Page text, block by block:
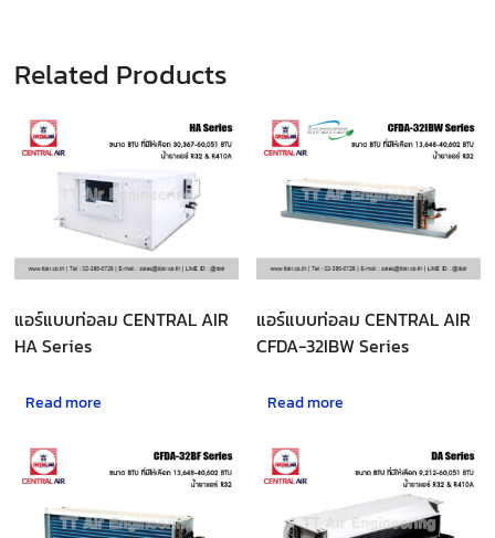
Related Products
แอร์แบบท่อลม CENTRAL AIR
HA Series
Read more
แอร์แบบท่อลม CENTRAL AIR
CFDA-32IBW Series
Read more